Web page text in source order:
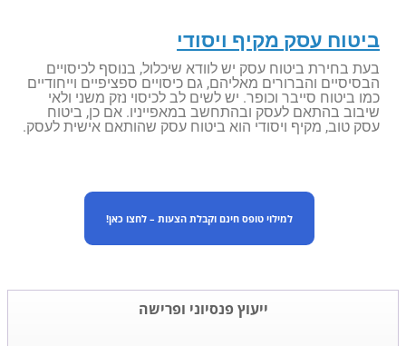
ביטוח עסק מקיף ויסודי
בעת בחירת ביטוח עסק יש לוודא שיכלול, בנוסף לכיסויים
הבסיסיים והברורים מאליהם, גם כיסויים ספציפיים וייחודיים
כמו ביטוח סייבר וכופר. יש לשים לב לכיסוי נזק משני ולאי
שיבוב בהתאם לעסק ובהתחשב במאפייניו. אם כן, ביטוח
עסק טוב, מקיף ויסודי הוא ביטוח עסק שהותאם אישית לעסק.
למילוי טופס חינם וקבלת הצעות – לחצו כאן!
ייעוץ פנסיוני ופרישה